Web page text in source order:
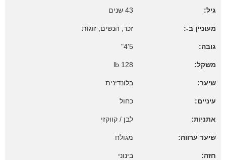
גיל: 43 שנים
מעוניין ב-: זכר, הנשים, זוגות
גובה: 5'4"
משקל: 128 lb
שיער: בלונדינית
עיניים: כחול
אתניות: לבן / קווקזי
שיער ערווה: מגולח
חזה: בינוני